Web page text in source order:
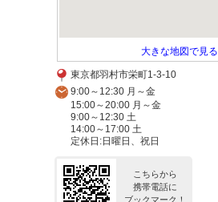
大きな地図で見る
東京都羽村市栄町1-3-10
9:00～12:30 月～金
15:00～20:00 月～金
9:00～12:30 土
14:00～17:00 土
定休日:日曜日、祝日
こちらから
携帯電話に
ブックマーク！